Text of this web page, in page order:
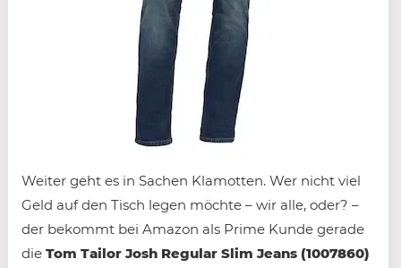
Weiter geht es in Sachen Klamotten. Wer nicht viel
Geld auf den Tisch legen möchte – wir alle, oder? –
der bekommt bei Amazon als Prime Kunde gerade
die Tom Tailor Josh Regular Slim Jeans (1007860)